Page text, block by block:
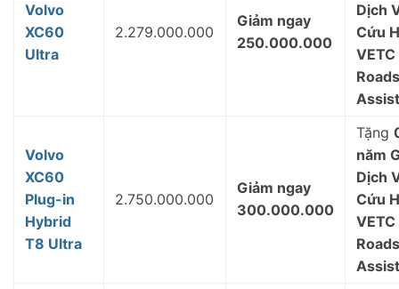
Volvo
XC60
Ultra
2.279.000.000
Giảm ngay
250.000.000
Dịch
Cứu
VETC
Volvo
XC60
Plug-in
Hybrid
T8 Ultra
2.750.000.000
Giảm ngay
300.000.000
Tặng
năm
Dịch
Cứu
VETC